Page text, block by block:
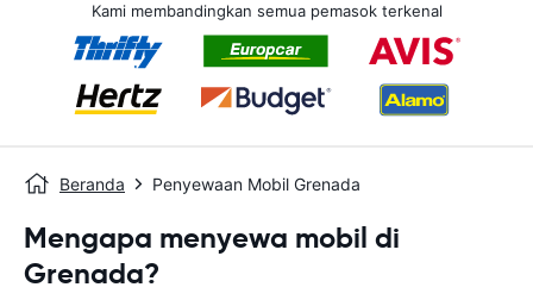
Kami membandingkan semua pemasok terkenal
Beranda Penyewaan Mobil Grenada
Mengapa menyewa mobil di
Grenada?